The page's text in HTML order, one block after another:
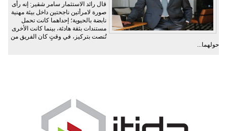
قال رائد الاستثمار سامر شقير: إنه رأى
صورة لامرأتين ناجحتين داخل بيئة مهنية
نابضة بالحيوية؛ إحداهما كانت تحمل
مستندات بثقة هادئة، بينما كانت الأخرى
تُنصت بتركيز، في وقتٍ كان الفريق من
حولهما...